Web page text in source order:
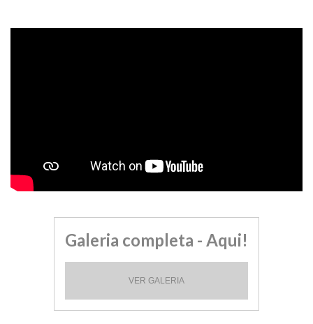
Galeria completa - Aqui!
VER GALERIA